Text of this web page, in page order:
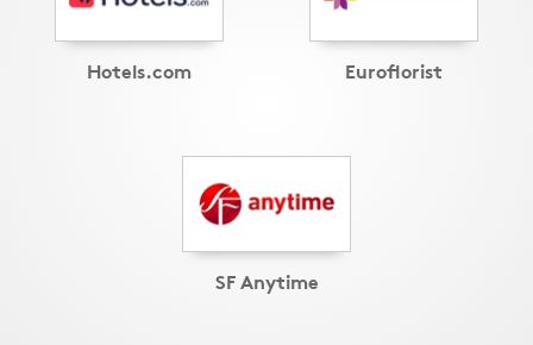
Hotels.com Euroflorist
SF Anytime